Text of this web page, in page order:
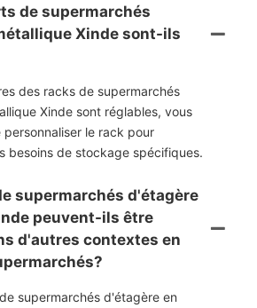
de supermarchés
Xinde sont-ils
des racks de supermarchés
Xinde sont réglables, vous
le rack pour
besoins de stockage spécifiques.
supermarchés d'étagère
peuvent-ils être
d'autres contextes en
supermarchés d'étagère en